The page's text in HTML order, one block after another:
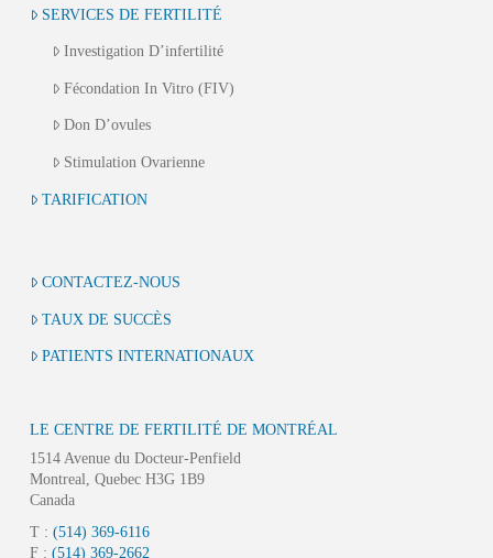
SERVICES DE FERTILITÉ
Investigation D’infertilité
Fécondation In Vitro (FIV)
Don D’ovules
Stimulation Ovarienne
TARIFICATION
CONTACTEZ-NOUS
TAUX DE SUCCÈS
PATIENTS INTERNATIONAUX
LE CENTRE DE FERTILITÉ DE MONTRÉAL
1514 Avenue du Docteur-Penfield
Montreal, Quebec H3G 1B9
Canada
T : (514) 369-6116
F : (514) 369-2662